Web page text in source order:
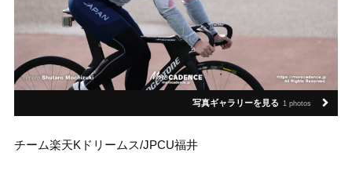
写真ギャラリーを見る 1 photos
チーム楽天Kドリームス/JPCU福井